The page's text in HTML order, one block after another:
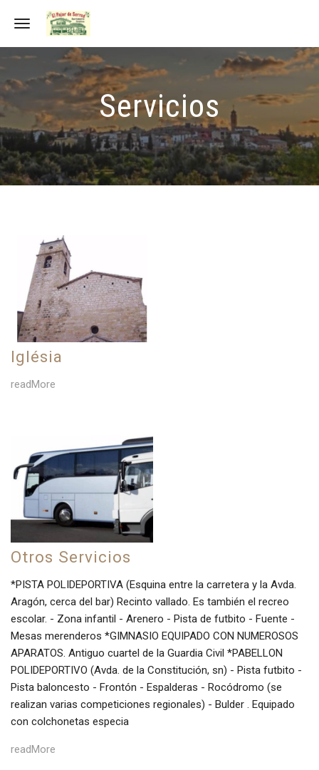
Toggle navigation
Servicios
Iglésia
readMore
Otros Servicios
*PISTA POLIDEPORTIVA (Esquina entre la carretera y la Avda.
Aragón, cerca del bar) Recinto vallado. Es también el recreo
escolar. - Zona infantil - Arenero - Pista de futbito - Fuente -
Mesas merenderos *GIMNASIO EQUIPADO CON NUMEROSOS
APARATOS. Antiguo cuartel de la Guardia Civil *PABELLON
POLIDEPORTIVO (Avda. de la Constitución, sn) - Pista futbito -
Pista baloncesto - Frontón - Espalderas - Rocódromo (se
realizan varias competiciones regionales) - Bulder . Equipado
con colchonetas especia
readMore